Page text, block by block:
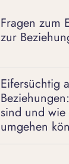
Fragen zum
zur
Eifersüchtig
sind und
umgehen